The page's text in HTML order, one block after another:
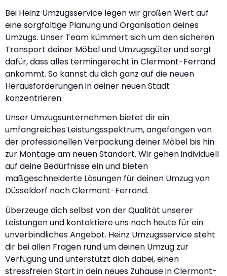
Bei Heinz Umzugsservice legen wir großen Wert auf
eine sorgfältige Planung und Organisation deines
Umzugs. Unser Team kümmert sich um den sicheren
Transport deiner Möbel und Umzugsgüter und sorgt
dafür, dass alles termingerecht in Clermont-Ferrand
ankommt. So kannst du dich ganz auf die neuen
Herausforderungen in deiner neuen Stadt
konzentrieren.
Unser Umzugsunternehmen bietet dir ein
umfangreiches Leistungsspektrum, angefangen von
der professionellen Verpackung deiner Möbel bis hin
zur Montage am neuen Standort. Wir gehen individuell
auf deine Bedürfnisse ein und bieten
maßgeschneiderte Lösungen für deinen Umzug von
Düsseldorf nach Clermont-Ferrand.
Überzeuge dich selbst von der Qualität unserer
Leistungen und kontaktiere uns noch heute für ein
unverbindliches Angebot. Heinz Umzugsservice steht
dir bei allen Fragen rund um deinen Umzug zur
Verfügung und unterstützt dich dabei, einen
stressfreien Start in dein neues Zuhause in Clermont-